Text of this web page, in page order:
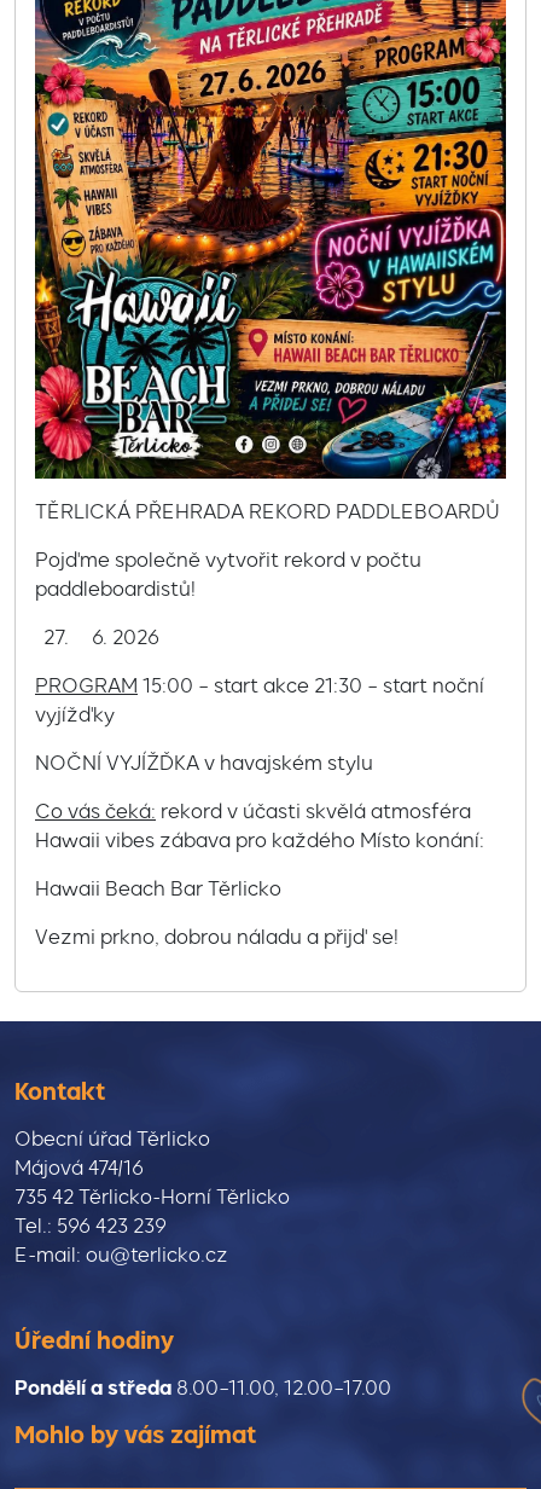
TĚRLICKÁ PŘEHRADA REKORD PADDLEBOARDŮ
Pojďme společně vytvořit rekord v počtu
paddleboardistů!
2026
PROGRAM 15:00 – start akce 21:30 – start noční
vyjížďky
NOČNÍ VYJÍŽĎKA v havajském stylu
Co vás čeká: rekord v účasti skvělá atmosféra
Hawaii vibes zábava pro každého Místo konání:
Hawaii Beach Bar Těrlicko
Vezmi prkno, dobrou náladu a přijď se!
Kontakt
Obecní úřad Těrlicko
Májová 474/16
735 42 Těrlicko-Horní Těrlicko
Tel.: 596 423 239
E-mail: ou@terlicko.cz
Úřední hodiny
Pondělí a středa 8.00–11.00, 12.00–17.00
Mohlo by vás zajímat